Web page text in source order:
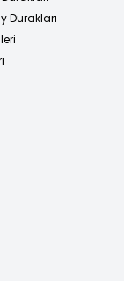
Durakları